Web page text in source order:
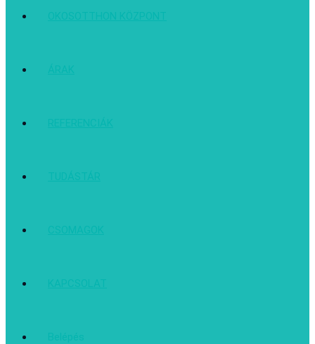
OKOSOTTHON KÖZPONT
ÁRAK
REFERENCIÁK
TUDÁSTÁR
CSOMAGOK
KAPCSOLAT
Belépés